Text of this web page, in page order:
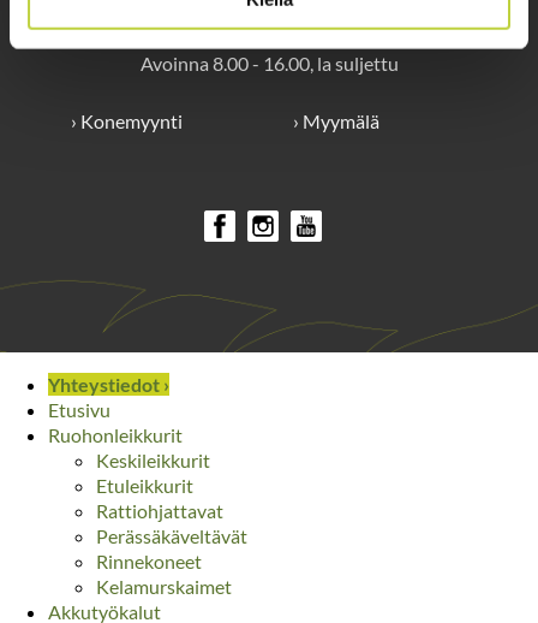
Myymälä
Avoinna 8.00 - 16.00, la suljettu
› Konemyynti › Myymälä
Yhteystiedot ›
Etusivu
Ruohonleikkurit
Keskileikkurit
Etuleikkurit
Rattiohjattavat
Perässäkäveltävät
Rinnekoneet
Kelamurskaimet
Akkutyökalut